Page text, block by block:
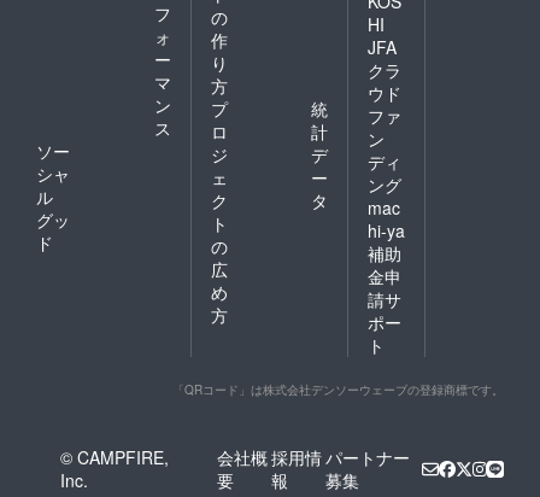
フ
ォ
ー
マ
ン
ス
ソー
シャ
ル
グッ
ド
の
作
り
方
プ
ロ
ジ
ェ
ク
ト
の
広
め
方
統
計
デ
ー
タ
HI
JFA
クラ
ウド
ファ
ン
ディ
ング
mac
hi-ya
補助
金申
請サ
ポー
ト
「QRコード」は株式会社デンソーウェーブの登録商標です。
© CAMPFIRE,
Inc.
会社概
要
採用情
報
パートナー
募集